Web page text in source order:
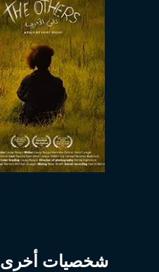
شخصيات أخرى